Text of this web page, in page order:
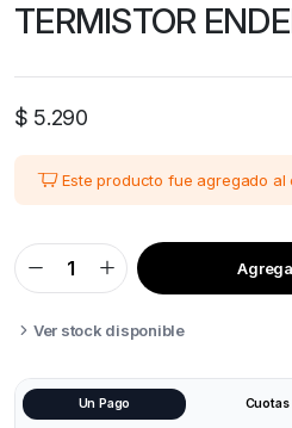
TERMISTOR
$ 5.290
Este producto fue agregado al
TERMISTOR
ENDER3
S1
PLUS
Ver stock disponible
Un Pago Cuotas